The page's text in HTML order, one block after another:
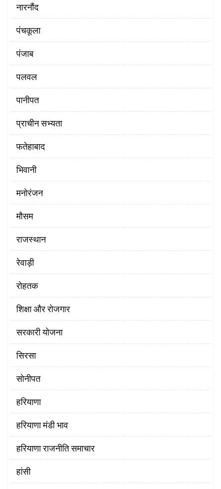
नारनौंद
पंचकूला
पंजाब
पलवल
पानीपत
प्राचीन सभ्यता
फतेहाबाद
भिवानी
मनोरंजन
मौसम
राजस्थान
रेवाड़ी
रोहतक
शिक्षा और रोजगार
सरकारी योजना
सिरसा
सोनीपत
हरियाणा
हरियाणा मंडी भाव
हरियाणा राजनीति समाचार
हांसी